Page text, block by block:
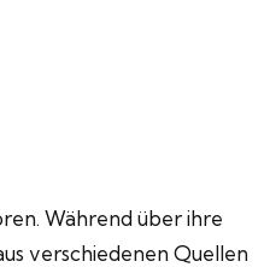
Während über ihre
verschiedenen Quellen